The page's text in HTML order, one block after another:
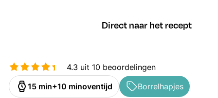
Direct naar het recept
4.3 uit 10 beoordelingen
15minuten
min oventijd
10minuten
min Borrelhapjes